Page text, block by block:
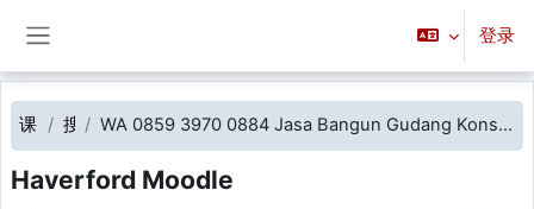
登录
课程 搜索 WA 0859 3970 0884 Jasa Bangun Gudang Konstruksi Baja Ringan Berpengalaman Imogiri Bantul
Haverford Moodle